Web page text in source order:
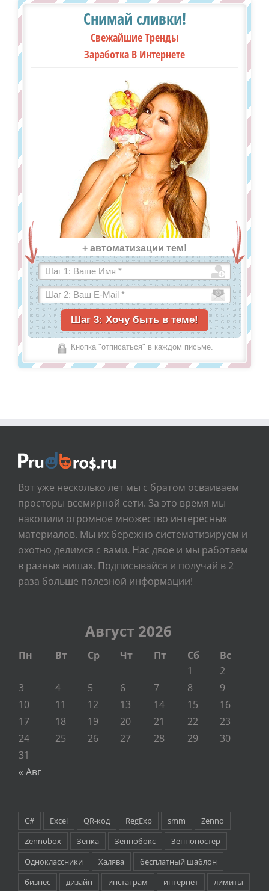
Снимай сливки!
Свежайшие Тренды
Заработка В Интернете
+ автоматизации тем!
Кнопка "отписаться" в каждом письме.
Вот уже несколько лет мы с братом осваиваем
просторы всемирной сети. За это время мы
накопили огромное множество интересных
материалов. Мы их бережно систематизируем и
охотно делимся с вами. Нас двое и мы работаем
в разных нишах. Подписывайся и получай в 2
раза больше полезной информации!
Август 2026
Пн Вт Ср Чт Пт Сб Вс
« Авг
1
2
3
4 5 6 7 8
9
10
11 12 13 14 15
16
17
18 19 20 21 22
23
24
25 26 27 28 29
30
31
C# Excel QR-код RegExp smm
Zenno
Zennobox
Зенка Зеннобокс
Зеннопостер
Одноклассники
Халява
бесплатный шаблон
бизнес
дизайн инстаграм интернет лимиты